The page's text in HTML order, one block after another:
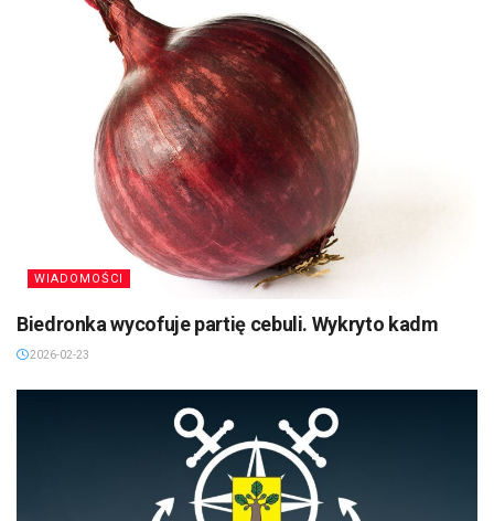
WIADOMOŚCI
Biedronka wycofuje partię cebuli. Wykryto kadm
2026-02-23